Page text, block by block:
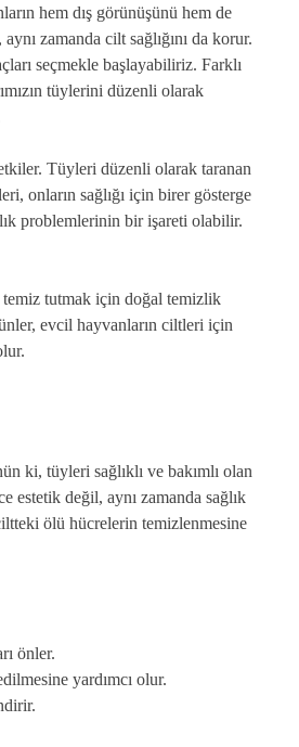
hem dış görünüşünü hem de
zamanda cilt sağlığını da korur.
seçmekle başlayabiliriz. Farklı
tüylerini düzenli olarak
Tüyleri düzenli olarak taranan
onların sağlığı için birer gösterge
problemlerinin bir işareti olabilir.
tutmak için doğal temizlik
evcil hayvanların ciltleri için
ki, tüyleri sağlıklı ve bakımlı olan
estetik değil, aynı zamanda sağlık
ölü hücrelerin temizlenmesine
önler.
yardımcı olur.